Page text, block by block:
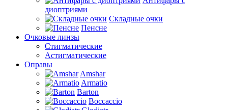
диоптриями
Складные очки
Пенсне
Очковые линзы
Стигматические
Астигматические
Оправы
Amshar
Armatio
Barton
Boccaccio